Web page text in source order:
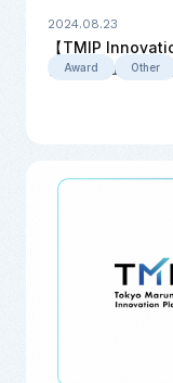
2024.08.23
【TMIP
ションとエコシ
Award Other